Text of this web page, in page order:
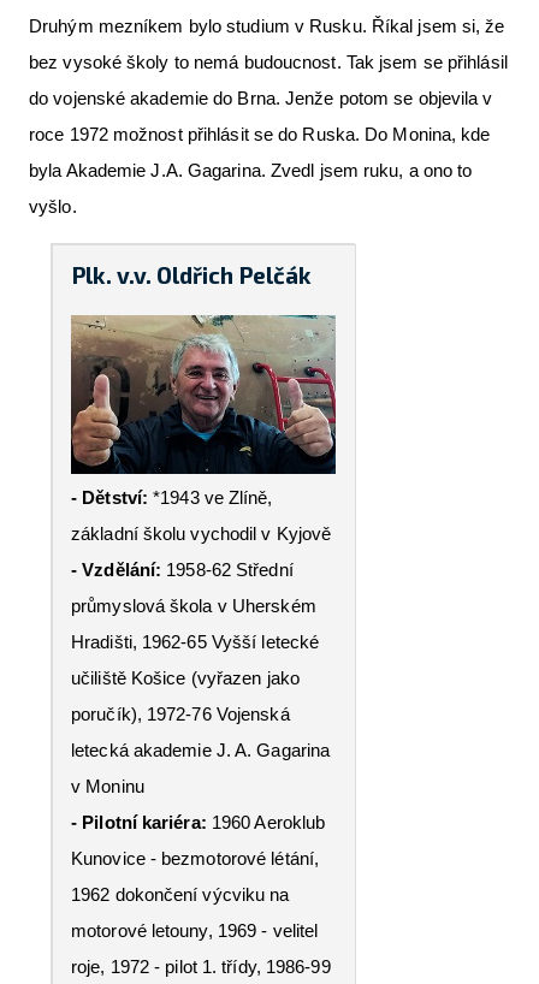
Druhým mezníkem bylo studium v Rusku. Říkal jsem si, že
bez vysoké školy to nemá budoucnost. Tak jsem se přihlásil
do vojenské akademie do Brna. Jenže potom se objevila v
roce 1972 možnost přihlásit se do Ruska. Do Monina, kde
byla Akademie J.A. Gagarina. Zvedl jsem ruku, a ono to
vyšlo.
Plk. v.v. Oldřich Pelčák
- Dětství: *1943 ve Zlíně,
základní školu vychodil v Kyjově
- Vzdělání: 1958-62 Střední
průmyslová škola v Uherském
Hradišti, 1962-65 Vyšší letecké
učiliště Košice (vyřazen jako
poručík), 1972-76 Vojenská
letecká akademie J. A. Gagarina
v Moninu
- Pilotní kariéra: 1960 Aeroklub
Kunovice - bezmotorové létání,
1962 dokončení výcviku na
motorové letouny, 1969 - velitel
roje, 1972 - pilot 1. třídy, 1986-99